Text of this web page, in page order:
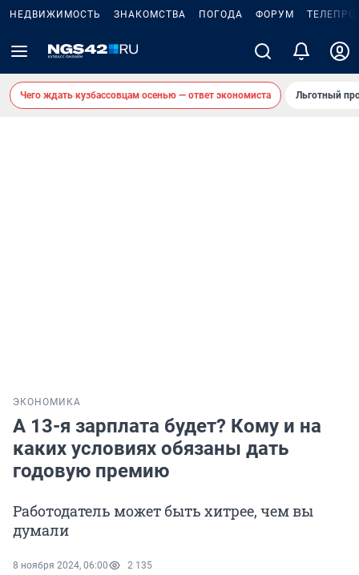
НЕДВИЖИМОСТЬ ЗНАКОМСТВА ПОГОДА ФОРУМ
Чего ждать кузбассовцам осенью — ответ экономиста Льготный
ЭКОНОМИКА
А 13-я зарплата будет? Кому и на
каких условиях обязаны дать
годовую премию
Работодатель может быть хитрее, чем вы
думали
8 ноября 2024, 06:00 2 135